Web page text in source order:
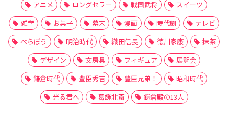
アニメ
ロングセラー 戦国武将
スイーツ
雑学
お菓子 幕末 漫画 時代劇
テレビ
べらぼう
明治時代 織田信長 徳川家康
抹茶
デザイン
文房具 フィギュア
展覧会
鎌倉時代
豊臣秀吉 豊臣兄弟！
昭和時代
光る君へ
葛飾北斎 鎌倉殿の13人